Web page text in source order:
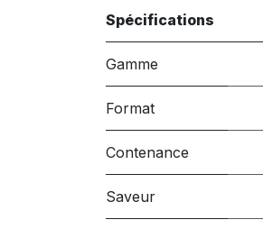
Spécifications
Gamme
Format
Contenance
Saveur